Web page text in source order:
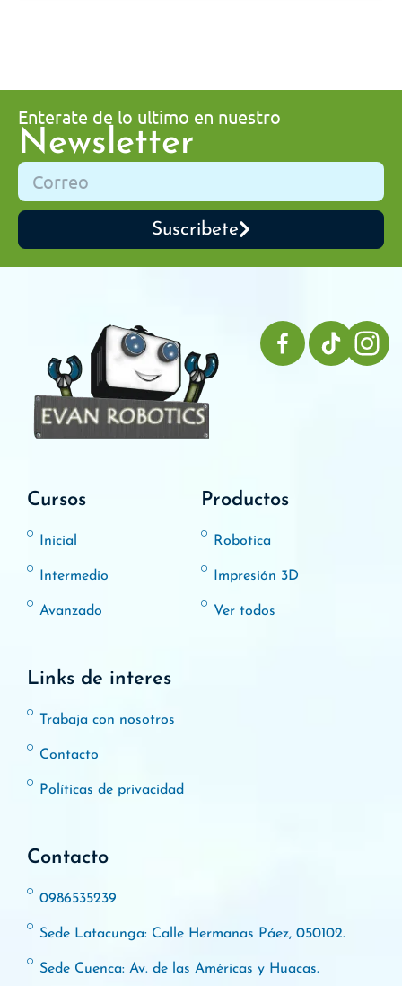
Enterate de lo ultimo en nuestro
Newsletter
Suscribete
Cursos
Inicial
Intermedio
Avanzado
Productos
Robotica
Impresión 3D
Ver todos
Links de interes
Trabaja con nosotros
Contacto
Políticas de privacidad
Contacto
0986535239
Sede Latacunga: Calle Hermanas Páez, 050102.
Sede Cuenca: Av. de las Américas y Huacas.